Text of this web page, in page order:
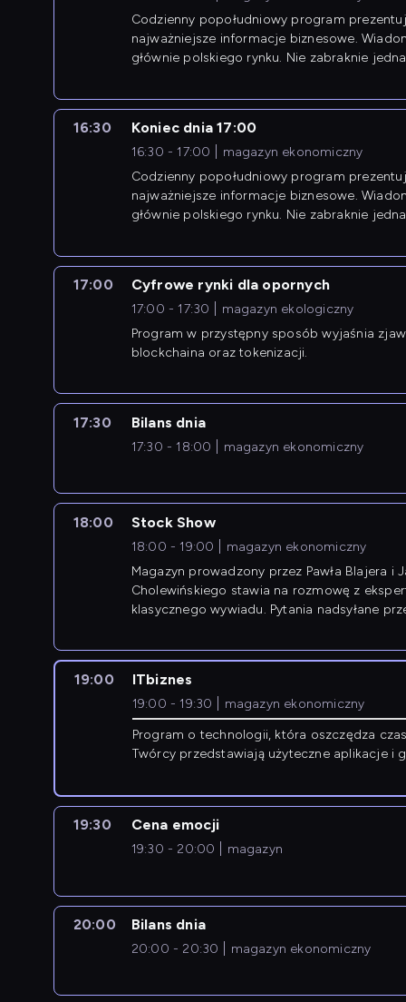
Codzienny popołudniowy program
najważniejsze informacje biznesowe.
głównie polskiego rynku. Nie zabraknie
16:30 Koniec dnia 17:00
16:30 - 17:00
magazyn ekonomiczny
Codzienny popołudniowy program
najważniejsze informacje biznesowe.
głównie polskiego rynku. Nie zabraknie
17:00 Cyfrowe rynki dla opornych
17:00 - 17:30
magazyn ekologiczny
Program w przystępny sposób wyjaśnia
blockchaina oraz tokenizacji.
17:30 Bilans dnia
17:30 - 18:00 magazyn ekonomiczny
18:00 Stock Show
18:00 - 19:00
magazyn ekonomiczny
Magazyn prowadzony przez Pawła Blajera i
Cholewińskiego stawia na rozmowę z
klasycznego wywiadu. Pytania nadsyłane
19:00 ITbiznes
19:00 - 19:30
magazyn ekonomiczny
Program o technologii, która oszczędza
Twórcy przedstawiają użyteczne aplikacje i
19:30 Cena emocji
19:30 - 20:00 magazyn
20:00 Bilans dnia
20:00 - 20:30 magazyn ekonomiczny